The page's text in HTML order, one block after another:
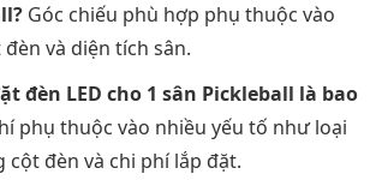
Góc chiếu phù hợp phụ thuộc vào
và diện tích sân.
đèn LED cho 1 sân Pickleball là bao
phụ thuộc vào nhiều yếu tố như loại
cột đèn và chi phí lắp đặt.